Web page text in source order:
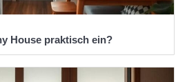
House praktisch ein?